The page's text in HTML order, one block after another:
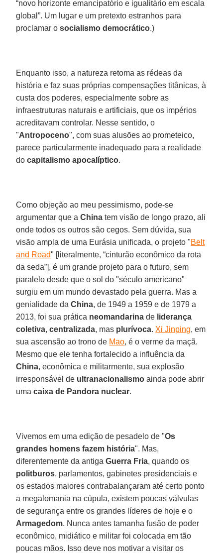
“novo horizonte emancipatório e igualitário em escala
global”. Um lugar e um pretexto estranhos para
proclamar osocialismo democrático.)
Enquanto isso, a natureza retoma as rédeas da
história e faz suas próprias compensações titânicas, à
custa dos poderes, especialmente sobre as
infraestruturas naturais e artificiais, que os impérios
acreditavam controlar. Nesse sentido, o
"Antropoceno", com suas alusões ao prometeico,
parece particularmente inadequado para a realidade
docapitalismo apocalíptico.
Como objeção ao meu pessimismo, pode-se
argumentar que aChina tem visão de longo prazo, ali
onde todos os outros são cegos. Sem dúvida, sua
visão ampla de uma Eurásia unificada, o projeto "Belt
and Road" [literalmente, “cinturão econômico da rota
da seda”], é um grande projeto para o futuro, sem
paralelo desde que o sol do "século americano"
surgiu em um mundo devastado pela guerra. Mas a
genialidade daChina, de 1949 a 1959 e de 1979 a
2013, foi sua prática neomandarina de liderança
coletiva,centralizada, mas plurívoca. Xi Jinping, em
sua ascensão ao trono de Mao, é o verme da maçã.
Mesmo que ele tenha fortalecido a influência da
China, econômica e militarmente, sua explosão
irresponsável de ultranacionalismo ainda pode abrir
umacaixa de Pandora nuclear.
Vivemos em uma edição de pesadelo de "Os
grandes homens fazem história". Mas,
diferentemente da antigaGuerra Fria, quando os
politburos, parlamentos, gabinetes presidenciais e
os estados maiores contrabalançaram até certo ponto
a megalomania na cúpula, existem poucas válvulas
de segurança entre os grandes líderes de hoje e o
Armagedom. Nunca antes tamanha fusão de poder
econômico, midiático e militar foi colocada em tão
poucas mãos. Isso deve nos motivar a visitar os